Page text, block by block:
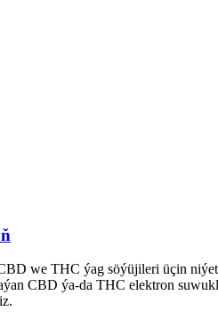
we THC ýag söýüjileri üçin
CBD ýa-da THC elektron